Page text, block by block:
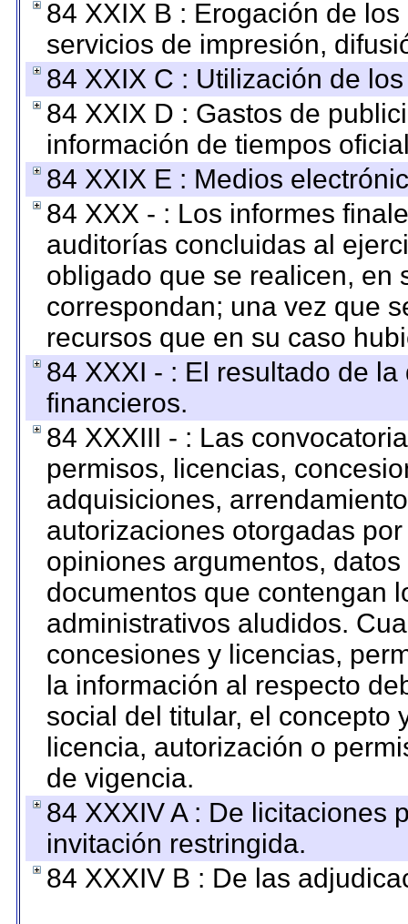
84 XXIX B : Erogación de
servicios de impresión,
84 XXIX C : Utilización de
84 XXIX D : Gastos de
información de tiempos
84 XXIX E : Medios
84 XXX - : Los informes
auditorías concluidas al
obligado que se realicen, en
correspondan; una vez que
recursos que en su caso
84 XXXI - : El resultado de
financieros.
84 XXXIII - : Las
permisos, licencias,
adquisiciones,
autorizaciones otorgadas
opiniones argumentos,
documentos que contengan
administrativos aludidos.
concesiones y licencias,
la información al respecto
social del titular, el concepto
licencia, autorización o
de vigencia.
84 XXXIV A : De licitaciones
invitación restringida.
84 XXXIV B : De las